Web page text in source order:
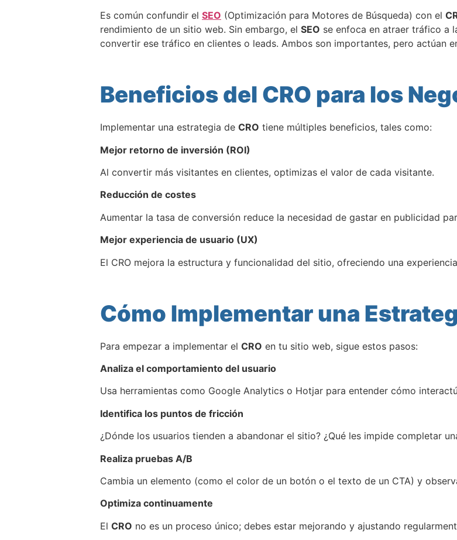
Es común confundir el SEO (Optimización para Motores de Búsqueda) con el
rendimiento de un sitio web. Sin embargo, el SEO se enfoca en atraer tráfico a
convertir ese tráfico en clientes o leads. Ambos son importantes, pero actúan
Beneficios del CRO para los
Implementar una estrategia de CRO tiene múltiples beneficios, tales como:
Mejor retorno de inversión (ROI)
Al convertir más visitantes en clientes, optimizas el valor de cada visitante.
Reducción de costes
Aumentar la tasa de conversión reduce la necesidad de gastar en publicidad
Mejor experiencia de usuario (UX)
El CRO mejora la estructura y funcionalidad del sitio, ofreciendo una
Cómo Implementar una
Para empezar a implementar el CRO en tu sitio web, sigue estos pasos:
Analiza el comportamiento del usuario
Usa herramientas como Google Analytics o Hotjar para entender cómo
Identifica los puntos de fricción
¿Dónde los usuarios tienden a abandonar el sitio? ¿Qué les impide completar
Realiza pruebas A/B
Cambia un elemento (como el color de un botón o el texto de un CTA) y
Optimiza continuamente
El CRO no es un proceso único; debes estar mejorando y ajustando